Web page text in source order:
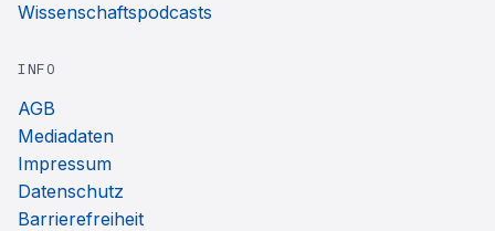
Wissenschaftspodcasts
INFO
AGB
Mediadaten
Impressum
Datenschutz
Barrierefreiheit